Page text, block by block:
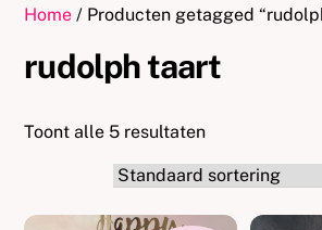
Home / Producten getagged
rudolph taart
Toont alle 5 resultaten